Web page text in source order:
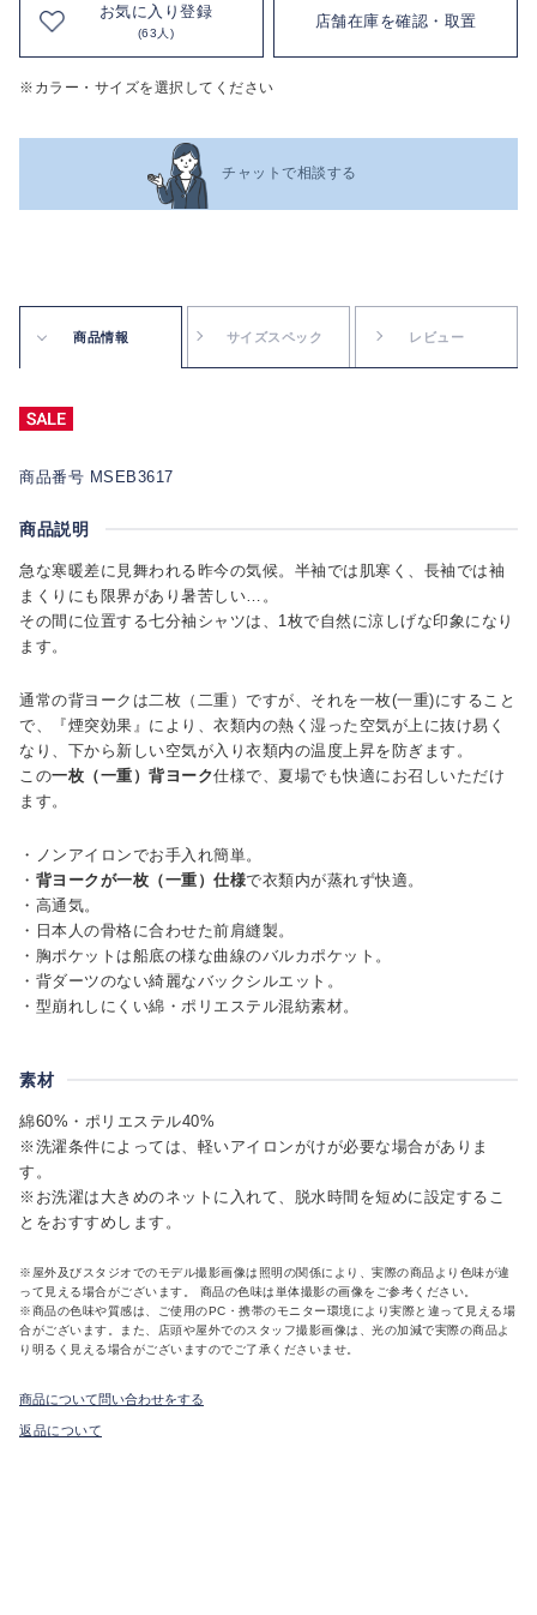
お気に入り登録
(63人)
店舗在庫を確認・取置
※カラー・サイズを選択してください
チャットで相談する
商品情報 サイズスペック レビュー
商品番号 MSEB3617
商品説明
急な寒暖差に見舞われる昨今の気候。半袖では肌寒く、長袖では袖
まくりにも限界があり暑苦しい…。
その間に位置する七分袖シャツは、1枚で自然に涼しげな印象になり
ます。
通常の背ヨークは二枚（二重）ですが、それを一枚(一重)にすること
で、『煙突効果』により、衣類内の熱く湿った空気が上に抜け易く
なり、下から新しい空気が入り衣類内の温度上昇を防ぎます。
この一枚（一重）背ヨーク仕様で、夏場でも快適にお召しいただけ
ます。
・ノンアイロンでお手入れ簡単。
・ 背ヨークが一枚（一重）仕様で衣類内が蒸れず快適。
・高通気。
・日本人の骨格に合わせた前肩縫製。
・胸ポケットは船底の様な曲線のバルカポケット。
・背ダーツのない綺麗なバックシルエット。
・型崩れしにくい綿・ポリエステル混紡素材。
素材
綿60%・ポリエステル40%
※洗濯条件によっては、軽いアイロンがけが必要な場合がありま
す。
※お洗濯は大きめのネットに入れて、脱水時間を短めに設定するこ
とをおすすめします。
※屋外及びスタジオでのモデル撮影画像は照明の関係により、実際の商品より色味が違
って見える場合がございます。 商品の色味は単体撮影の画像をご参考ください。
※商品の色味や質感は、ご使用のPC・携帯のモニター環境により実際と違って見える場
合がございます。また、店頭や屋外でのスタッフ撮影画像は、光の加減で実際の商品よ
り明るく見える場合がございますのでご了承くださいませ。
商品について問い合わせをする
返品について